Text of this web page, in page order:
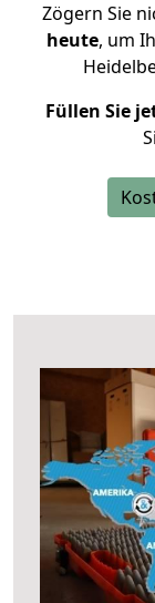
Zögern Sie
heute, um
Füllen Sie